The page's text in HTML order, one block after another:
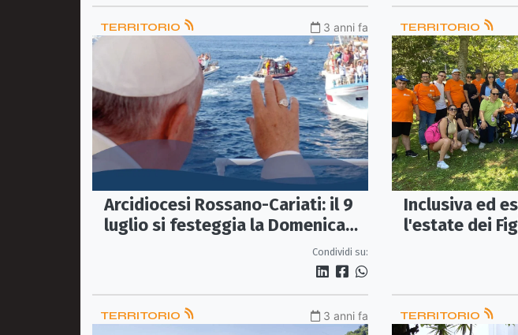
TERRITORIO 3 anni fa
Arcidiocesi Rossano-Cariati: il 9
luglio si festeggia la Domenica
Condividi su:
TERRITORIO
Inclusiva ed
l'estate dei
TERRITORIO 3 anni fa TERRITORIO